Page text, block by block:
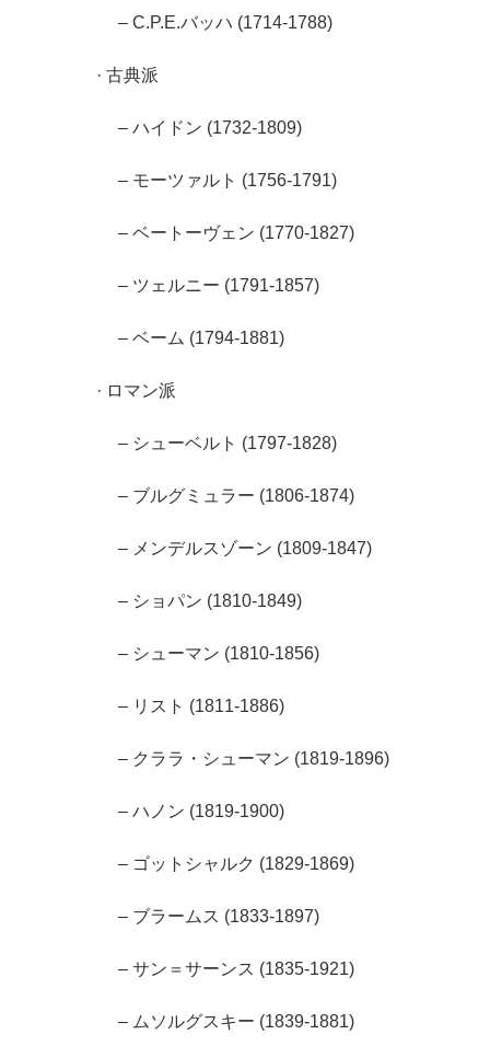
– C.P.E.バッハ (1714-1788)
· 古典派
– ハイドン (1732-1809)
– モーツァルト (1756-1791)
– ベートーヴェン (1770-1827)
– ツェルニー (1791-1857)
– ベーム (1794-1881)
· ロマン派
– シューベルト (1797-1828)
– ブルグミュラー (1806-1874)
– メンデルスゾーン (1809-1847)
– ショパン (1810-1849)
– シューマン (1810-1856)
– リスト (1811-1886)
– クララ・シューマン (1819-1896)
– ハノン (1819-1900)
– ゴットシャルク (1829-1869)
– ブラームス (1833-1897)
– サン＝サーンス (1835-1921)
– ムソルグスキー (1839-1881)